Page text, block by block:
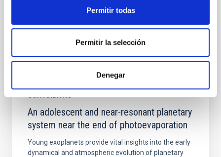
Permitir todas
Permitir la selección
Denegar
BIBCODE 2026A&A...710A.158C
CON ÁRBITRO
An adolescent and near-resonant planetary
system near the end of photoevaporation
Young exoplanets provide vital insights into the early
dynamical and atmospheric evolution of planetary